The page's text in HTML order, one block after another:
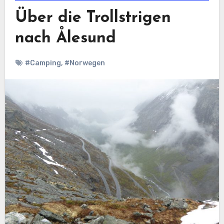
Über die Trollstrigen
nach Ålesund
#Camping, #Norwegen